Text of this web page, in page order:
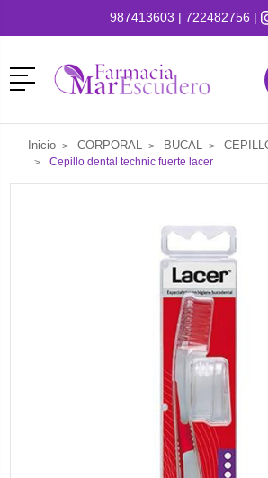
987413603 | 722482756 |
Menú
Inicio CORPORAL BUCAL
Cepillo dental technic fuerte lacer